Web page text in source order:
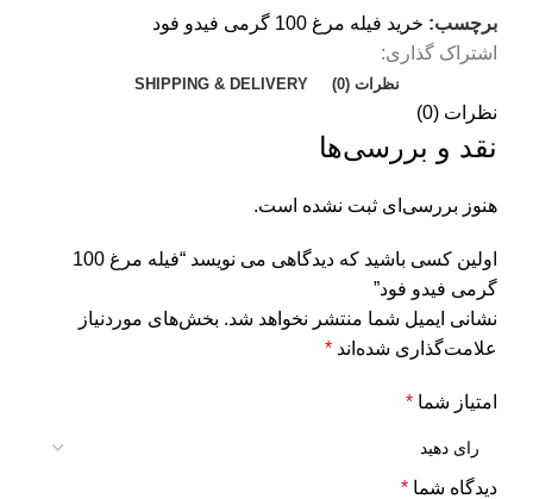
برچسب: خرید فیله مرغ 100 گرمی فیدو فود
اشتراک گذاری:
نظرات (0) SHIPPING & DELIVERY
نظرات (0)
نقد و بررسی‌ها
هنوز بررسی‌ای ثبت نشده است.
اولین کسی باشید که دیدگاهی می نویسد “فیله مرغ 100
گرمی فیدو فود”
نشانی ایمیل شما منتشر نخواهد شد. بخش‌های موردنیاز
علامت‌گذاری شده‌اند *
امتیاز شما *
دیدگاه شما *